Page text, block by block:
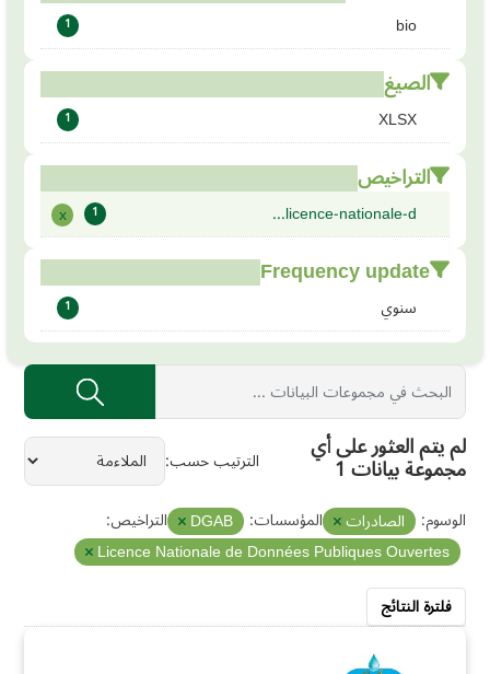
bio
1
الصيغ
XLSX
1
التراخيص
licence-nationale-d...
1
x
Frequency update
سنوي 1
الترتيب حسب لم يتم العثور على أي
مجموعة بيانات 1
الوسوم: الصادرات المؤسسات: DGAB
التراخيص:
Licence Nationale de Données Publiques Ouvertes
فلترة النتائج